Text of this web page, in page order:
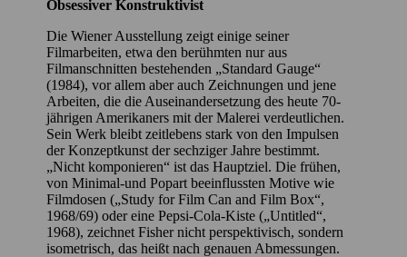
Obsessiver Konstruktivist
Die Wiener Ausstellung zeigt einige seiner
Filmarbeiten, etwa den berühmten nur aus
Filmanschnitten bestehenden „Standard Gauge“
(1984), vor allem aber auch Zeichnungen und jene
Arbeiten, die die Auseinandersetzung des heute 70-
jährigen Amerikaners mit der Malerei verdeutlichen.
Sein Werk bleibt zeitlebens stark von den Impulsen
der Konzeptkunst der sechziger Jahre bestimmt.
„Nicht komponieren“ ist das Hauptziel. Die frühen,
von Minimal-und Popart beeinflussten Motive wie
Filmdosen („Study for Film Can and Film Box“,
1968/69) oder eine Pepsi-Cola-Kiste („Untitled“,
1968), zeichnet Fisher nicht perspektivisch, sondern
isometrisch, das heißt nach genauen Abmessungen.